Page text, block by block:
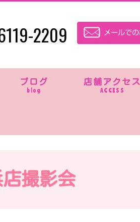
2209
ブログ
blog
店舗アクセス
ACCESS
撮影会